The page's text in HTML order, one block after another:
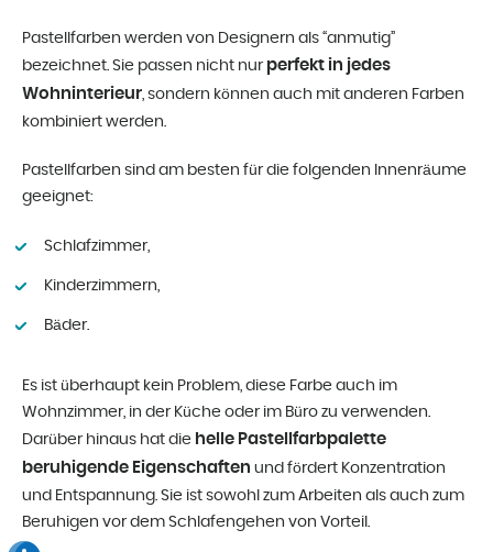
Pastellfarben werden von Designern als “anmutig”
bezeichnet. Sie passen nicht nur perfekt in jedes
Wohninterieur, sondern können auch mit anderen Farben
kombiniert werden.
Pastellfarben sind am besten für die folgenden Innenräume
geeignet:
Schlafzimmer,
Kinderzimmern,
Bäder.
Es ist überhaupt kein Problem, diese Farbe auch im
Wohnzimmer, in der Küche oder im Büro zu verwenden.
Darüber hinaus hat die helle Pastellfarbpalette
beruhigende Eigenschaften und fördert Konzentration
und Entspannung. Sie ist sowohl zum Arbeiten als auch zum
Beruhigen vor dem Schlafengehen von Vorteil.